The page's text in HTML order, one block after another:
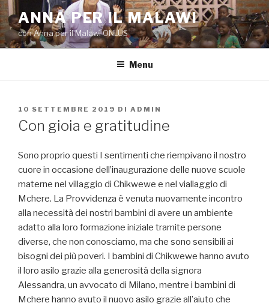
Salta
al
contenuto
ANNA PER IL MALAWI
con Anna per il Malawi ONLUS
Menu
PUBBLICATO
IL
10 SETTEMBRE 2019 DI ADMIN
Con gioia e gratitudine
Sono proprio questi I sentimenti che riempivano il nostro
cuore in occasione dell’inaugurazione delle nuove scuole
materne nel villaggio di Chikwewe e nel viallaggio di
Mchere. La Provvidenza è venuta nuovamente incontro
alla necessità dei nostri bambini di avere un ambiente
adatto alla loro formazione iniziale tramite persone
diverse, che non conosciamo, ma che sono sensibili ai
bisogni dei più poveri. I bambini di Chikwewe hanno avuto
il loro asilo grazie alla generosità della signora
Alessandra, un avvocato di Milano, mentre i bambini di
Mchere hanno avuto il nuovo asilo grazie all’aiuto che